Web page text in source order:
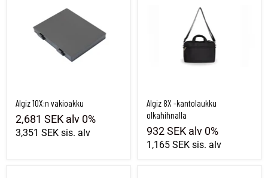
Algiz 10X:n vakioakku
2,681 SEK alv 0%
3,351 SEK sis. alv
Algiz 8X -kantolaukku
olkahihnalla
932 SEK alv 0%
1,165 SEK sis. alv